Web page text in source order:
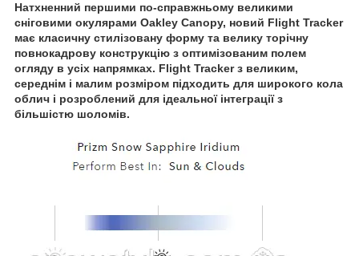
Натхненний першими по-справжньому великими
сніговими окулярами Oakley Canopy, новий Flight Tracker
має класичну стилізовану форму та велику торічну
повнокадрову конструкцію з оптимізованим полем
огляду в усіх напрямках. Flight Tracker з великим,
середнім і малим розміром підходить для широкого кола
облич і розроблений для ідеальної інтеграції з
більшістю шоломів.